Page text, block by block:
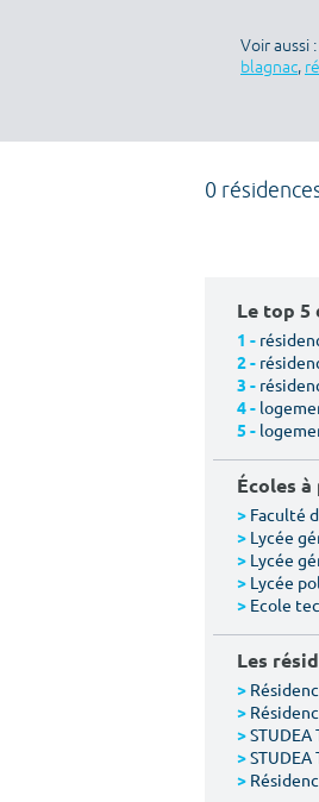
Voir aussi :
blagnac,
0
Le top 5
1 -
2 -
3 -
4 -
5 -
Écoles
> Faculté
> Lycée
> Lycée
> Lycée
> Ecole
Les
>
>
>STUDEA
>STUDEA
>